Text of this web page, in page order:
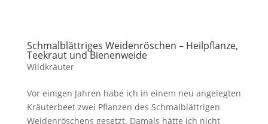
Schmalblättriges Weidenröschen – Heilpflanze,
Teekraut und Bienenweide
Wildkräuter
Vor einigen Jahren habe ich in einem neu angelegten
Kräuterbeet zwei Pflanzen des Schmalblättrigen
Weidenröschens gesetzt. Damals hätte ich nicht